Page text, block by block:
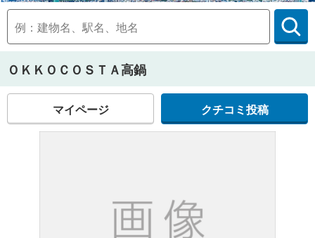
ＯＫＫＯＣＯＳＴＡ高鍋
マイページ クチコミ投稿